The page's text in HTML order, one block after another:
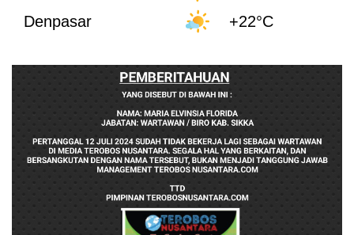
Denpasar
+22°C